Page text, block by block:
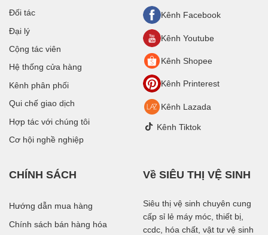
Đối tác
Đại lý
Cộng tác viên
Hệ thống cửa hàng
Kênh phân phối
Qui chế giao dịch
Hợp tác với chúng tôi
Cơ hội nghề nghiệp
Kênh Facebook
Kênh Youtube
Kênh Shopee
Kênh Printerest
Kênh Lazada
Kênh Tiktok
CHÍNH SÁCH
Hướng dẫn mua hàng
Chính sách bán hàng hóa
Về SIÊU THỊ VỆ SINH
Siêu thị vệ sinh chuyên cung
cấp sỉ lẻ máy móc, thiết bị,
ccdc, hóa chất, vật tư vệ sinh